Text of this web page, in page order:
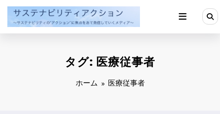
ン
タグ: 医療従事者
ホーム 医療従事者